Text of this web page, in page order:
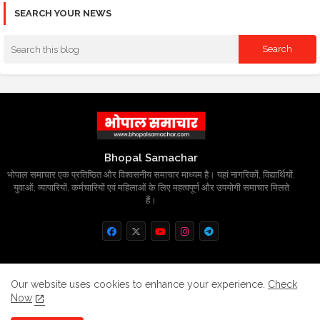
SEARCH YOUR NEWS
Bhopal Samachar
भोपाल समाचार एक प्रतिष्ठित और विश्वसनीय समाचार माध्यम है। यहां नागरिकों, विद्यार्थियों,
युवाओं, व्यापारियों, कर्मचारियों एवं महिलाओं के लिए महत्वपूर्ण और उपयोगी समाचार मिलते
हैं।
Home About Contact us
Privacy Policy
Our website uses cookies to enhance your experience. Check
Now